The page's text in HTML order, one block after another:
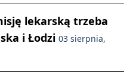
lekarską trzeba
i Łodzi 03 sierpnia,